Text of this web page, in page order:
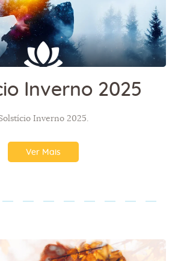
Inverno 2025
Inverno 2025.
Ver Mais